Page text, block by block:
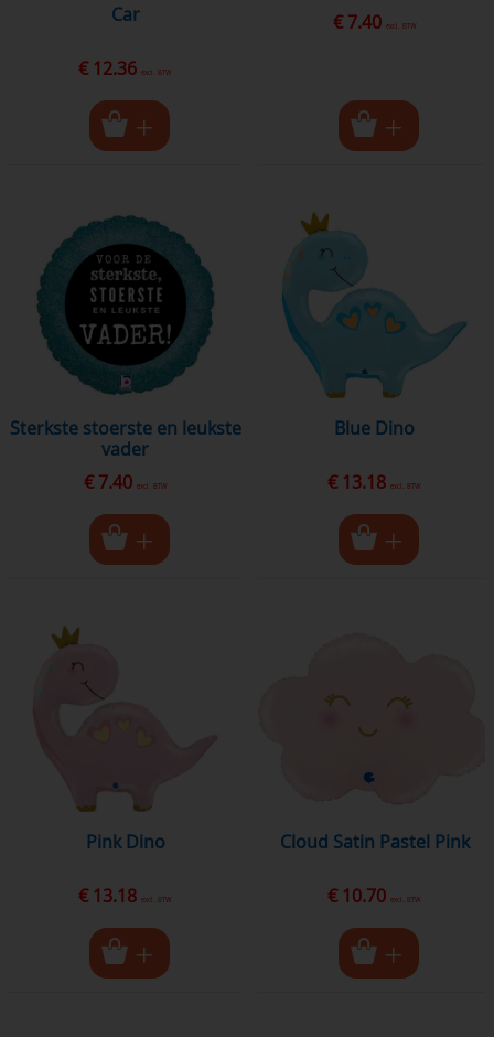
Car
€ 12.36 excl. BTW
€ 7.40 excl. BTW
Sterkste stoerste en leukste
vader
€ 7.40 excl. BTW
Blue Dino
€ 13.18 excl. BTW
Pink Dino
€ 13.18 excl. BTW
Cloud Satin Pastel Pink
€ 10.70 excl. BTW